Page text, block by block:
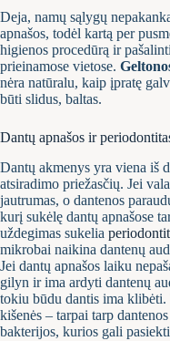
Deja, namų sąlygų
apnašos, todėl kartą per
higienos procedūrą ir
prieinamose vietose.
nėra natūralu, kaip įpratę
būti slidus, baltas.
Dantų apnašos ir
Dantų akmenys yra viena iš
atsiradimo priežasčių. Jei
jautrumas, o dantenos
kurį sukėlę dantų apnašose
uždegimas sukelia
mikrobai naikina dantenų
Jei dantų apnašos laiku
gilyn ir ima ardyti dantenų
tokiu būdu dantis ima
kišenės – tarpai tarp
bakterijos, kurios gali